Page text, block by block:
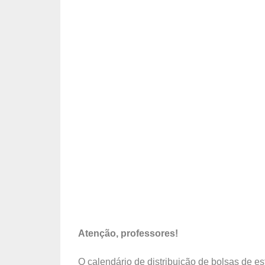
Atenção, professores!
O calendário de distribuição de bolsas de